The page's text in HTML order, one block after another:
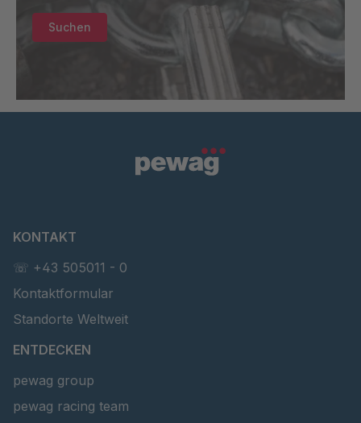
Suchen
KONTAKT
☏ +43 505011 - 0
Kontaktformular
Standorte Weltweit
ENTDECKEN
pewag group
pewag racing team